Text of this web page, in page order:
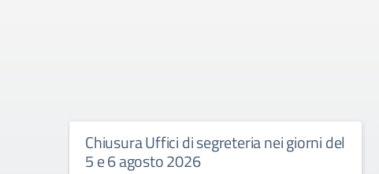
Chiusura Uffici di segreteria nei giorni del
5 e 6 agosto 2026